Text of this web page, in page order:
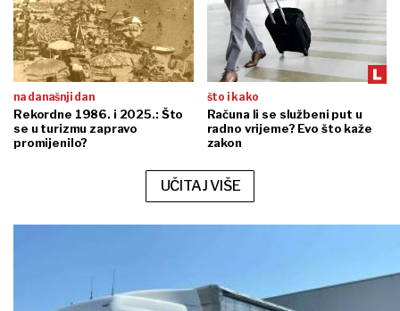
na današnji dan
Rekordne 1986. i 2025.: Što
se u turizmu zapravo
promijenilo?
što i kako
Računa li se službeni put u
radno vrijeme? Evo što kaže
zakon
UČITAJ VIŠE